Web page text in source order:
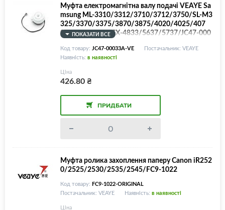
Муфта електромагнітна валу подачі VEAYE Sa
msung ML-3310/3312/3710/3712/3750/SL-M3
325/3370/3375/3870/3875/4020/4025/407
0/4075/5370/SCX-4833/5637/5737/JC47-000
33A
ПОКАЗАТИ ВСЕ
Код товару: JC47-00033A-VE
Постачальник: VEAYE
Наявність: в наявності
Ціна
426.80₴
ПРИДБАТИ
Муфта ролика захоплення паперу Canon iR252
0/2525/2530/2535/2545/FC9-1022
Код товару: FC9-1022-ORIGINAL
Постачальник: VEAYE
Наявність: в наявності
Ціна